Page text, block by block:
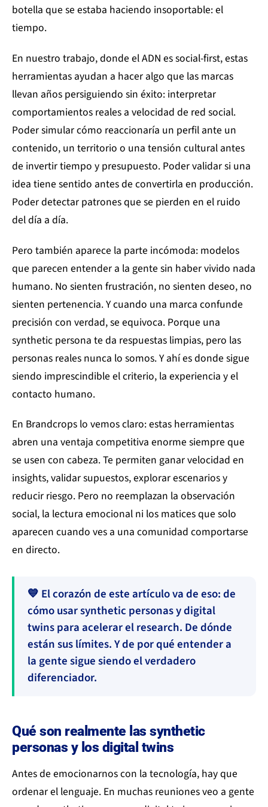
botella que se estaba haciendo insoportable: el
tiempo.
En nuestro trabajo, donde el ADN es social-first, estas
herramientas ayudan a hacer algo que las marcas
llevan años persiguiendo sin éxito: interpretar
comportamientos reales a velocidad de red social.
Poder simular cómo reaccionaría un perfil ante un
contenido, un territorio o una tensión cultural antes
de invertir tiempo y presupuesto. Poder validar si una
idea tiene sentido antes de convertirla en producción.
Poder detectar patrones que se pierden en el ruido
del día a día.
Pero también aparece la parte incómoda: modelos
que parecen entender a la gente sin haber vivido nada
humano. No sienten frustración, no sienten deseo, no
sienten pertenencia. Y cuando una marca confunde
precisión con verdad, se equivoca. Porque una
synthetic persona te da respuestas limpias, pero las
personas reales nunca lo somos. Y ahí es donde sigue
siendo imprescindible el criterio, la experiencia y el
contacto humano.
En Brandcrops lo vemos claro: estas herramientas
abren una ventaja competitiva enorme siempre que
se usen con cabeza. Te permiten ganar velocidad en
insights, validar supuestos, explorar escenarios y
reducir riesgo. Pero no reemplazan la observación
social, la lectura emocional ni los matices que solo
aparecen cuando ves a una comunidad comportarse
en directo.
💙 El corazón de este artículo va de eso: de
cómo usar synthetic personas y digital
twins para acelerar el research. De dónde
están sus límites. Y de por qué entender a
la gente sigue siendo el verdadero
diferenciador.
Qué son realmente las synthetic
personas y los digital twins
Antes de emocionarnos con la tecnología, hay que
ordenar el lenguaje. En muchas reuniones veo a gente